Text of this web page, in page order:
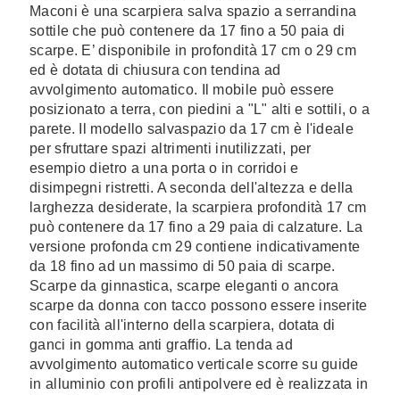
Maconi è una scarpiera salva spazio a serrandina
sottile che può contenere da 17 fino a 50 paia di
scarpe. E’ disponibile in profondità 17 cm o 29 cm
ed è dotata di chiusura con tendina ad
avvolgimento automatico. Il mobile può essere
posizionato a terra, con piedini a "L" alti e sottili, o a
parete. Il modello salvaspazio da 17 cm è l'ideale
per sfruttare spazi altrimenti inutilizzati, per
esempio dietro a una porta o in corridoi e
disimpegni ristretti. A seconda dell'altezza e della
larghezza desiderate, la scarpiera profondità 17 cm
può contenere da 17 fino a 29 paia di calzature. La
versione profonda cm 29 contiene indicativamente
da 18 fino ad un massimo di 50 paia di scarpe.
Scarpe da ginnastica, scarpe eleganti o ancora
scarpe da donna con tacco possono essere inserite
con facilità all'interno della scarpiera, dotata di
ganci in gomma anti graffio. La tenda ad
avvolgimento automatico verticale scorre su guide
in alluminio con profili antipolvere ed è realizzata in